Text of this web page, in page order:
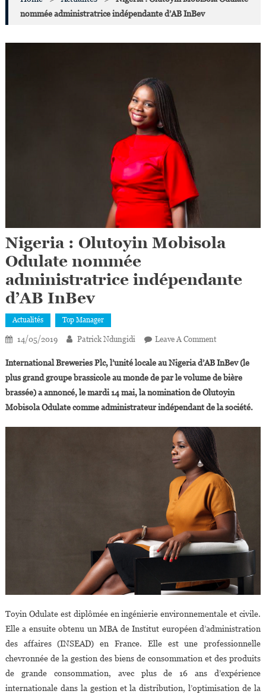
nommée administratrice indépendante d’AB InBev
Nigeria : Olutoyin Mobisola
Odulate nommée
administratrice indépendante
d’AB InBev
Actualités Top Manager
14/05/2019 Patrick Ndungidi Leave A CommentOn
Olutoyin
Mobisola
Odulate
Nommée
D’AB
InBev
International Breweries Plc, l’unité locale au Nigeria d’AB InBev (le
plus grand groupe brassicole au monde de par le volume de bière
brassée) a annoncé, le mardi 14 mai, la nomination de Olutoyin
Mobisola Odulate comme administrateur indépendant de la société.
Toyin Odulate est diplômée en ingénierie environnementale et civile.
Elle a ensuite obtenu un MBA de Institut européen d’administration
des affaires (INSEAD) en France. Elle est une professionnelle
chevronnée de la gestion des biens de consommation et des produits
de grande consommation, avec plus de 16 ans d’expérience
internationale dans la gestion et la distribution, l’optimisation de la